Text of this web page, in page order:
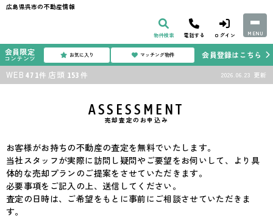
広島県呉市の不動産情報
物件検索 電話する ログイン MENU
会員限定
コンテンツ お気に入り マッチング物件 会員登録はこちら
WEB 471件 店頭 153 件 2026.06.23 更新
売却査定のお申込み
ASSESSMENT
お客様がお持ちの不動産の査定を無料でいたします。
当社スタッフが実際に訪問し疑問やご要望をお伺いして、より具
体的な売却プランのご提案をさせていただきます。
必要事項をご記入の上、送信してください。
査定の日時は、ご希望をもとに事前にご相談させていただきま
す。